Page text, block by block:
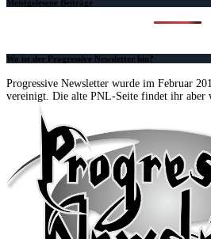
Meistgelesene Beiträge
Wo ist der Progressive Newsletter hin?
Progressive Newsletter wurde im Februar
vereinigt. Die alte PNL-Seite findet ihr aber